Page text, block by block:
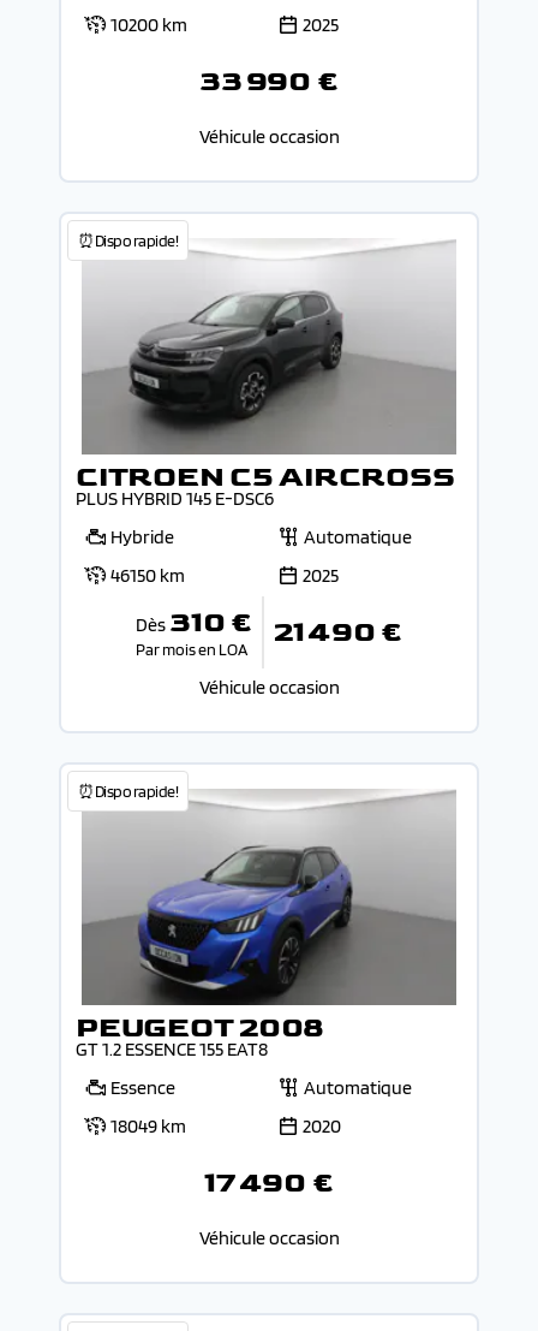
10200 km
2025
33 990 €
Véhicule occasion
⏰Dispo rapide!
CITROEN C5 AIRCROSS
PLUS HYBRID 145 E-DSC6
Hybride
Automatique
46150 km
2025
Dès 310 €
Par mois en LOA 21 490 €
Véhicule occasion
⏰Dispo rapide!
PEUGEOT 2008
GT 1.2 ESSENCE 155 EAT8
Essence
Automatique
18049 km
2020
17 490 €
Véhicule occasion